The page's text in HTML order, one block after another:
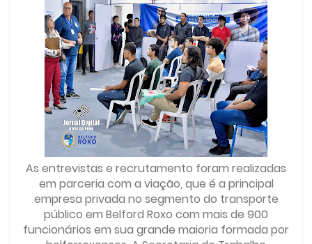
As entrevistas e recrutamento foram realizadas
em parceria com a viação, que é a principal
empresa privada no segmento do transporte
público em Belford Roxo com mais de 900
funcionários em sua grande maioria formada por